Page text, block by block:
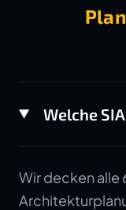
Welche
Wir decken alle